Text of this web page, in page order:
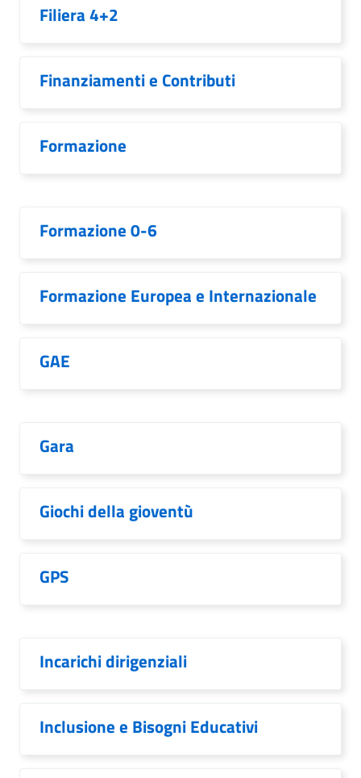
Filiera 4+2
Finanziamenti e Contributi
Formazione
Formazione 0-6
Formazione Europea e Internazionale
GAE
Gara
Giochi della gioventù
GPS
Incarichi dirigenziali
Inclusione e Bisogni Educativi